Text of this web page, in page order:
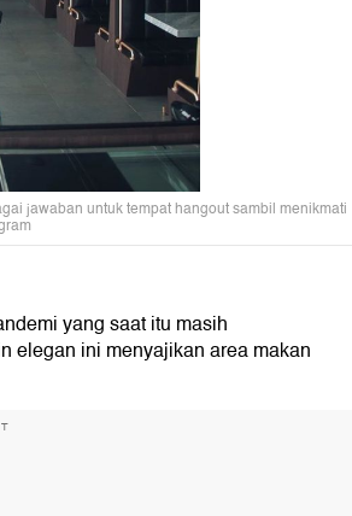
jawaban untuk tempat hangout sambil menikmati
yang saat itu masih
elegan ini menyajikan area makan